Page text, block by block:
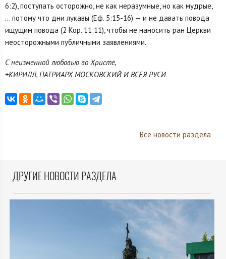
6:2), поступать осторожно, не как неразумные, но как мудрые,
… потому что дни лукавы (Еф. 5:15-16) — и не давать повода
ищущим повода (2 Кор. 11:11), чтобы не наносить ран Церкви
неосторожными публичными заявлениями.
С неизменной любовью во Христе,
+КИРИЛЛ, ПАТРИАРХ МОСКОВСКИЙ И ВСЕЯ РУСИ
Все новости раздела
ДРУГИЕ НОВОСТИ РАЗДЕЛА